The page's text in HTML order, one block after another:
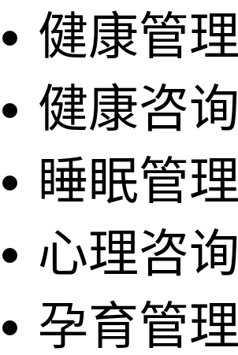
健康管理
健康咨询
睡眠管理
心理咨询
孕育管理